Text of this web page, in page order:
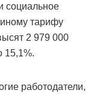
социальное
тарифу
2 979 000
15,1%.
работодатели,